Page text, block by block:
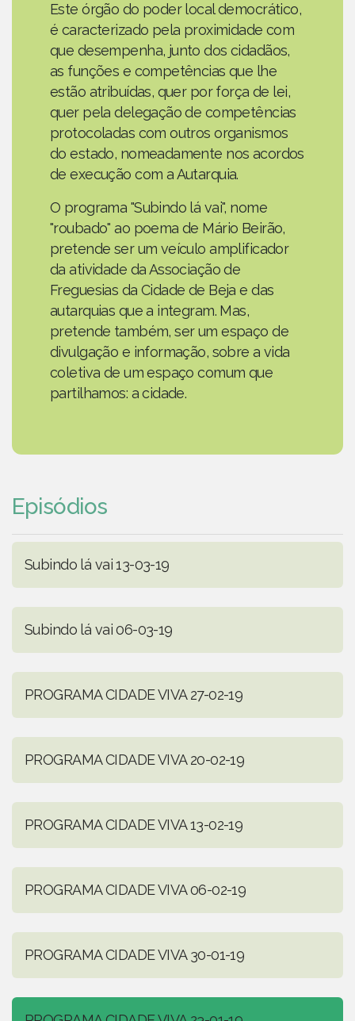
Este órgão do poder local democrático,
é caracterizado pela proximidade com
que desempenha, junto dos cidadãos,
as funções e competências que lhe
estão atribuídas, quer por força de lei,
quer pela delegação de competências
protocoladas com outros organismos
do estado, nomeadamente nos acordos
de execução com a Autarquia.
O programa "Subindo lá vai", nome
"roubado" ao poema de Mário Beirão,
pretende ser um veículo amplificador
da atividade da Associação de
Freguesias da Cidade de Beja e das
autarquias que a integram. Mas,
pretende também, ser um espaço de
divulgação e informação, sobre a vida
coletiva de um espaço comum que
partilhamos: a cidade.
Episódios
Subindo lá vai 13-03-19
Subindo lá vai 06-03-19
PROGRAMA CIDADE VIVA 27-02-19
PROGRAMA CIDADE VIVA 20-02-19
PROGRAMA CIDADE VIVA 13-02-19
PROGRAMA CIDADE VIVA 06-02-19
PROGRAMA CIDADE VIVA 30-01-19